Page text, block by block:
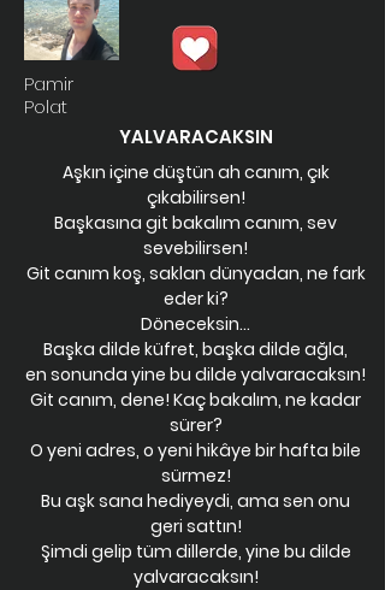
Pamir
Polat
YALVARACAKSIN
Aşkın içine düştün ah canım, çık
çıkabilirsen!
Başkasına git bakalım canım, sev
sevebilirsen!
Git canım koş, saklan dünyadan, ne fark
eder ki?
Döneceksin…
Başka dilde küfret, başka dilde ağla,
en sonunda yine bu dilde yalvaracaksın!
Git canım, dene! Kaç bakalım, ne kadar
sürer?
O yeni adres, o yeni hikâye bir hafta bile
sürmez!
Bu aşk sana hediyeydi, ama sen onu
geri sattın!
Şimdi gelip tüm dillerde, yine bu dilde
yalvaracaksın!